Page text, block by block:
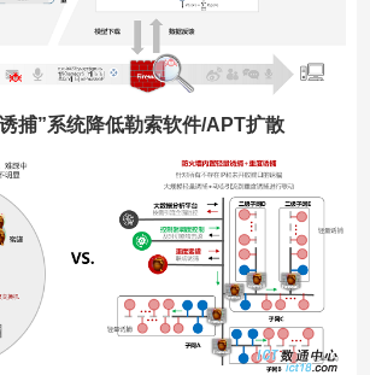
捕”系统降低勒索软件/APT扩散